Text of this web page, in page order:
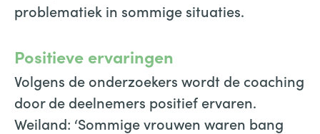
problematiek in sommige situaties.
Positieve ervaringen
Volgens de onderzoekers wordt de coaching
door de deelnemers positief ervaren.
Weiland: ‘Sommige vrouwen waren bang